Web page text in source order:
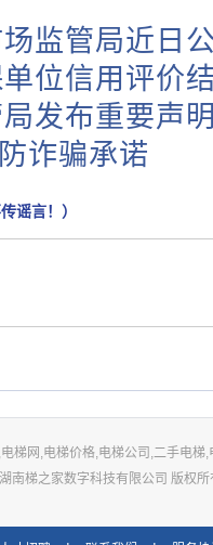
场监管局近日
位信用评价
发布重要声
诈骗承诺
谣言！）
梯网,电梯价格,电梯公司,二手电梯
南梯之家数字科技有限公司 版权所